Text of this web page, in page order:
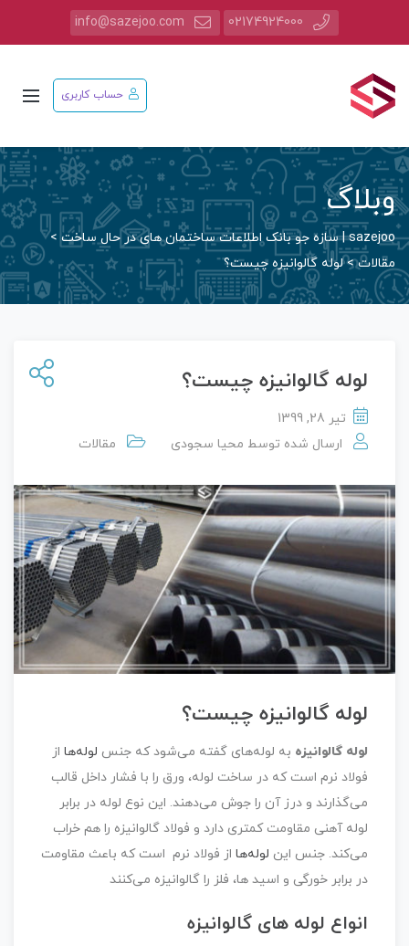
02174924000
info@sazejoo.com
حساب کاربری
وبلاگ
sazejoo | سازه جو بانک اطلاعات ساختمان های در حال ساخت
>
مقالات>لوله گالوانیزه چیست؟
لوله گالوانیزه چیست؟
تیر 28, 1399
ارسال شده توسط محیا سجودی مقالات
لوله گالوانیزه چیست؟
لوله گالوانیزه به لوله‌های گفته می‌شود که جنس لوله‌ها از
فولاد نرم است که در ساخت لوله، ورق را با فشار داخل قالب
می‌گذارند و درز آن را جوش می‌دهند. این نوع لوله در برابر
لوله‌ آهنی مقاومت کمتری دارد و فولاد گالوانیزه را هم خراب
می‌کند. جنس این لوله‌ها از فولاد نرم است که باعث مقاومت
در برابر خورگی و اسید ها، فلز را گالوانیزه می‌کنند
انواع لوله های گالوانیزه